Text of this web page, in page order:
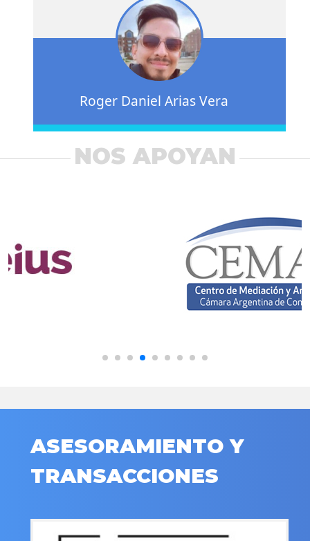
Roger Daniel Arias Vera
NOS APOYAN
ASESORAMIENTO Y
TRANSACCIONES